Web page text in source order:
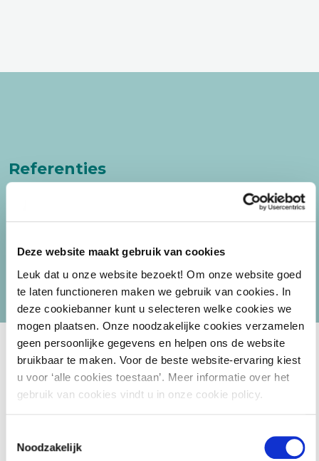
Deze website maakt gebruik van cookies
Leuk dat u onze website bezoekt! Om onze website goed
te laten functioneren maken we gebruik van cookies. In
deze cookiebanner kunt u selecteren welke cookies we
mogen plaatsen. Onze noodzakelijke cookies verzamelen
geen persoonlijke gegevens en helpen ons de website
bruikbaar te maken. Voor de beste website-ervaring kiest
u voor ‘alle cookies toestaan’. Meer informatie over het
gebruik van cookies vindt u in onze cookie policy.
Noodzakelijk
Referenties
Materiaal